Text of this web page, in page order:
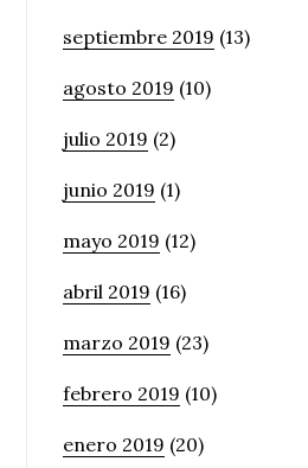
septiembre 2019 (13)
agosto 2019 (10)
julio 2019 (2)
junio 2019 (1)
mayo 2019 (12)
abril 2019 (16)
marzo 2019 (23)
febrero 2019 (10)
enero 2019 (20)